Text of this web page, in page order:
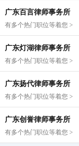
广东百言律师事务所
有多个热门职位等着您 >
广东灯湖律师事务所
有多个热门职位等着您 >
广东扬代律师事务所
有多个热门职位等着您 >
广东创誉律师事务所
有多个热门职位等着您 >